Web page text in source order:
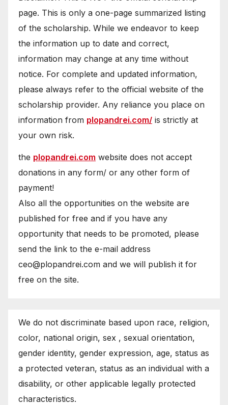
page. This is only a one-page summarized listing
of the scholarship. While we endeavor to keep
the information up to date and correct,
information may change at any time without
notice. For complete and updated information,
please always refer to the official website of the
scholarship provider. Any reliance you place on
information from plopandrei.com/ is strictly at
your own risk.
the plopandrei.com website does not accept
donations in any form/ or any other form of
payment!
Also all the opportunities on the website are
published for free and if you have any
opportunity that needs to be promoted, please
send the link to the e-mail address
ceo@plopandrei.com and we will publish it for
free on the site.
We do not discriminate based upon race, religion,
color, national origin, sex , sexual orientation,
gender identity, gender expression, age, status as
a protected veteran, status as an individual with a
disability, or other applicable legally protected
characteristics.